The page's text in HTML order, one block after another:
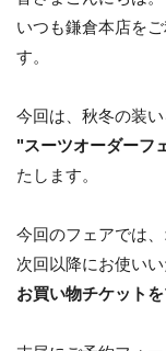
いつも鎌倉本店を
す。
今回は、秋冬の装
"スーツオーダーフ
たします。
今回のフェアでは
次回以降にお使い
お買い物チケット